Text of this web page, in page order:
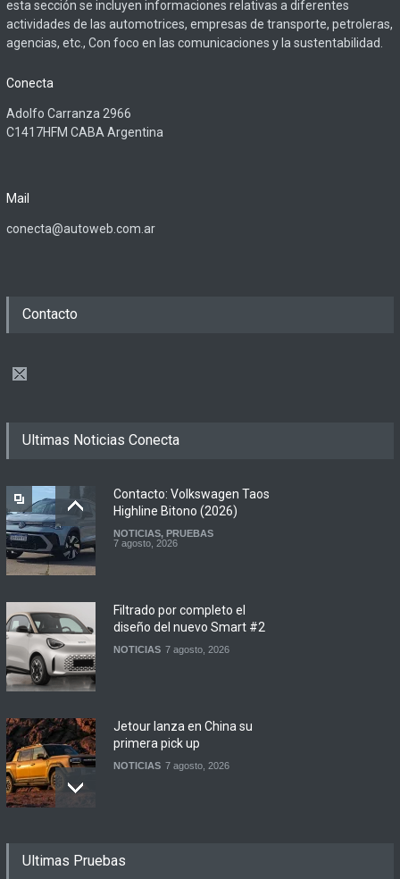
esta sección se incluyen informaciones relativas a diferentes
actividades de las automotrices, empresas de transporte, petroleras,
agencias, etc., Con foco en las comunicaciones y la sustentabilidad.
Conecta
Adolfo Carranza 2966
C1417HFM CABA Argentina
Mail
conecta@autoweb.com.ar
Contacto
Ultimas Noticias Conecta
Contacto: Volkswagen Taos
Highline Bitono (2026)
NOTICIAS, PRUEBAS
7 agosto, 2026
Filtrado por completo el
diseño del nuevo Smart #2
NOTICIAS 7 agosto, 2026
Jetour lanza en China su
primera pick up
NOTICIAS 7 agosto, 2026
renovadas S2 y Skua 150 en
Ultimas Pruebas